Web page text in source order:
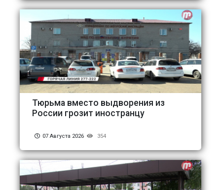
Тюрьма вместо выдворения из
России грозит иностранцу
07 Августа 2026 354